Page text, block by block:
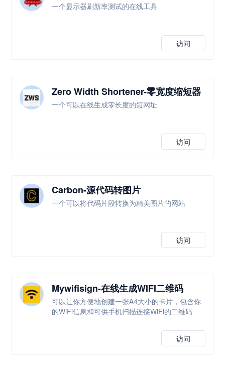
一个显示器刷新率测试的在线工具
访问
Zero Width Shortener-零宽度缩短器
一个可以在线生成零长度的短网址
访问
Carbon-源代码转图片
一个可以将代码片段转换为精美图片的网站
访问
Mywifisign-在线生成WIFI二维码
可以让你方便地创建一张A4大小的卡片，包含你
的WiFi信息和可供手机扫描连接WiFi的二维码
访问